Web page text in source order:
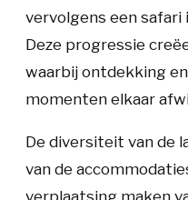
vervolgens een safari
Deze progressie
waarbij ontdekking
momenten elkaar
De diversiteit van de
van de
verplaatsing maken